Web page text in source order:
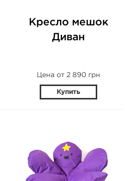
Кресло мешок
Диван
Цена от 2 890 грн
Купить